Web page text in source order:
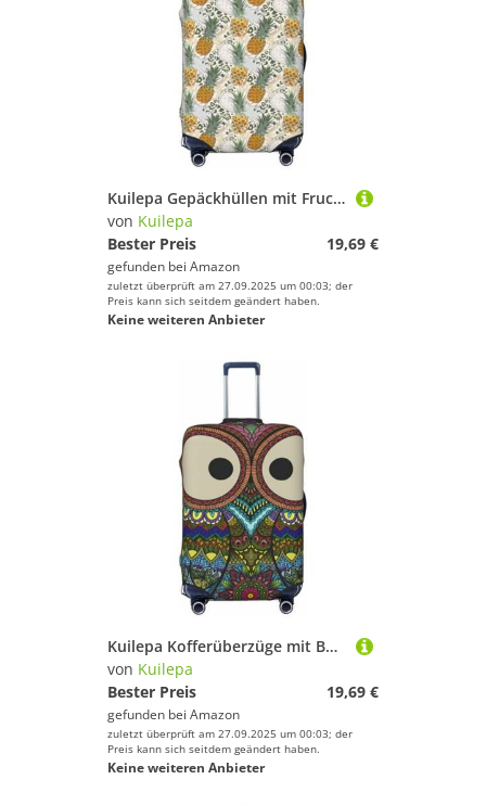
Kuilepa Gepäckhüllen mit Frucht-Ananas-Druck, elastisch, waschbar und dehnbar, kratzfest, passend für 45,7 - 81,3 cm Gepäck, kein Gepäck im Lieferumfang enthalten, Schwarz , M
von Kuilepa
Bester Preis
19,69 €
gefunden bei Amazon
zuletzt überprüft am 27.09.2025 um 00:03; der
Preis kann sich seitdem geändert haben.
Keine weiteren Anbieter
Kuilepa Kofferüberzüge mit Boho-Eulen-Druck, elastisch, waschbar und dehnbar, kratzfest, passend für 45,7 - 81,3 cm Gepäck, kein Gepäck im Lieferumfang enthalten, Schwarz , M
von Kuilepa
Bester Preis
19,69 €
gefunden bei Amazon
zuletzt überprüft am 27.09.2025 um 00:03; der
Preis kann sich seitdem geändert haben.
Keine weiteren Anbieter